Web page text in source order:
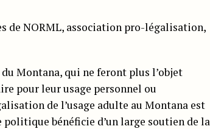
de NORML, association pro-légalisation,
Montana, qui ne feront plus l’objet
pour leur usage personnel ou
de l’usage adulte au Montana est
bénéficie d’un large soutien de la